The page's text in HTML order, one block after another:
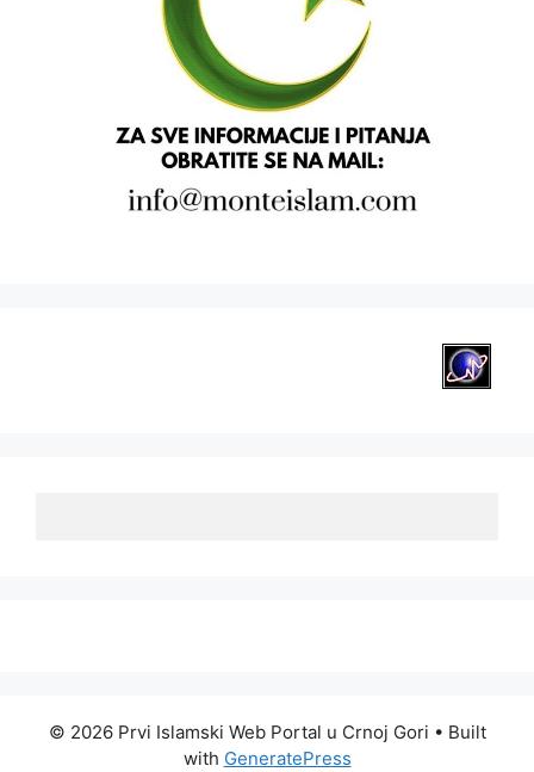
© 2026 Prvi Islamski Web Portal u Crnoj Gori • Built
with GeneratePress